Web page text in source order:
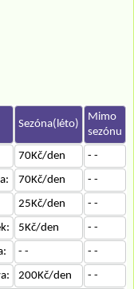
Sezóna(léto)
Mimo
sezónu
70Kč/den
- -
70Kč/den
- -
25Kč/den
- -
5Kč/den
- -
- -
- -
200Kč/den
- -